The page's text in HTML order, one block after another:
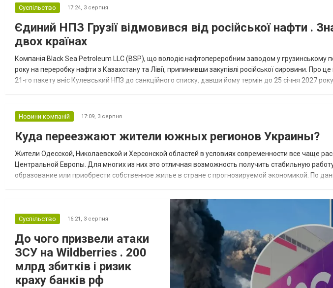
Суспільство 17:24, 3 серпня
Єдиний НПЗ Грузії відмовився від російської нафти .
двох країнах
Компанія Black Sea Petroleum LLC (BSP), що володіє нафтопереробним заводом у грузинському
року на переробку нафти з Казахстану та Лівії, припинивши закупівлі російської сировини.
21-го пакету вніс Кулевський НПЗ до санкційного списку, давши йому термін до 25 січня 2027
Новини компаній 17:09, 3 серпня
Куда переезжают жители южных регионов Украины?
Жители Одесской, Николаевской и Херсонской областей в условиях современности все чаще
Центральной Европы. Для многих из них это отличная возможность получить стабильную
образование или приобрести собственное жилье в стране с прогнозируемой экономикой. По
Суспільство 16:21, 3 серпня
До чого призвели атаки
ЗСУ на Wildberries . 200
млрд збитків і ризик
краху банків рф